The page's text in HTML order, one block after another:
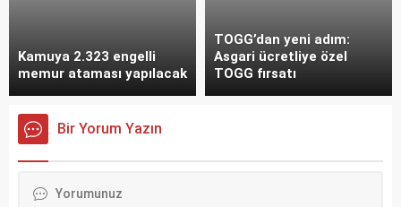
Kamuya 2.323 engelli
memur ataması yapılacak
TOGG’dan yeni adım:
Asgari ücretliye özel
TOGG fırsatı
Bir Yorum Yazın